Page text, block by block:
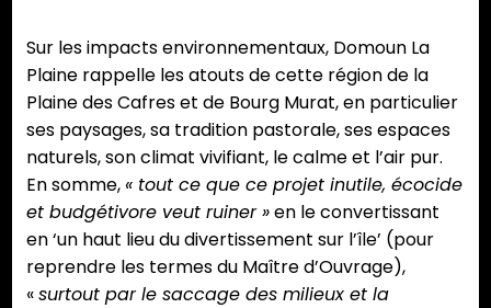
Sur les impacts environnementaux, Domoun La
Plaine rappelle les atouts de cette région de la
Plaine des Cafres et de Bourg Murat, en particulier
ses paysages, sa tradition pastorale, ses espaces
naturels, son climat vivifiant, le calme et l’air pur.
En somme,« tout ce que ce projet inutile, écocide
et budgétivore veut ruiner »en le convertissant
en ‘un haut lieu du divertissement sur l’île’ (pour
reprendre les termes du Maître d’Ouvrage),
«surtout par le saccage des milieux et la